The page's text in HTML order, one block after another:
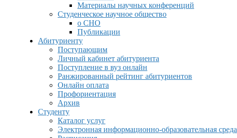
Материалы научных конференций
Студенческое научное общество
о СНО
Публикации
Абитуриенту
Поступающим
Личный кабинет абитуриента
Поступление в вуз онлайн
Ранжированный рейтинг абитуриентов
Онлайн оплата
Профориентация
Архив
Студенту
Каталог услуг
Электронная информационно-образовательная среда